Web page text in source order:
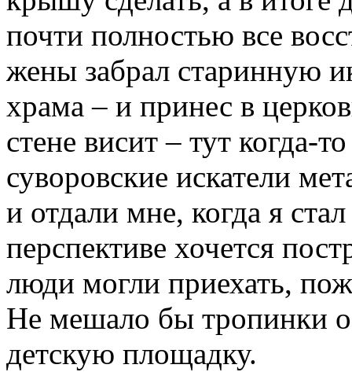
почти полностью все
жены забрал старинную
храма – и принес в
стене висит – тут когда-
суворовские искатели
и отдали мне, когда я
перспективе хочется
люди могли приехать,
Не мешало бы тропинки
детскую площадку.